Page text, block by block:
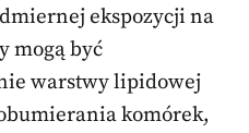
ekspozycji na
mogą być
warstwy lipidowej
komórek,